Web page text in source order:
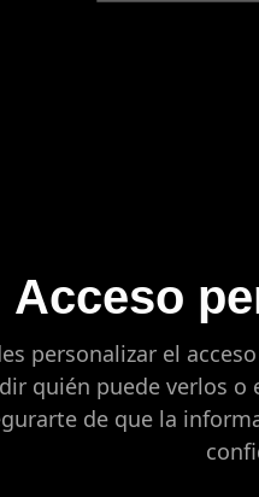
Acceso
personalizar el
quién puede verlos o
de que la